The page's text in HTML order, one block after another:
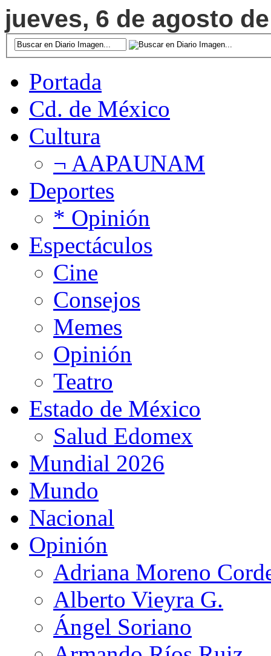
jueves, 6 de agosto
Portada
Cd. de México
Cultura
¬ AAPAUNAM
Deportes
* Opinión
Espectáculos
Cine
Consejos
Memes
Opinión
Teatro
Estado de México
Salud Edomex
Mundial 2026
Mundo
Nacional
Opinión
Adriana Moreno
Alberto Vieyra G.
Ángel Soriano